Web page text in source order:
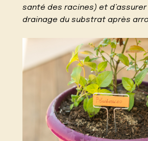
santé des racines) et d’assurer
drainage du substrat après